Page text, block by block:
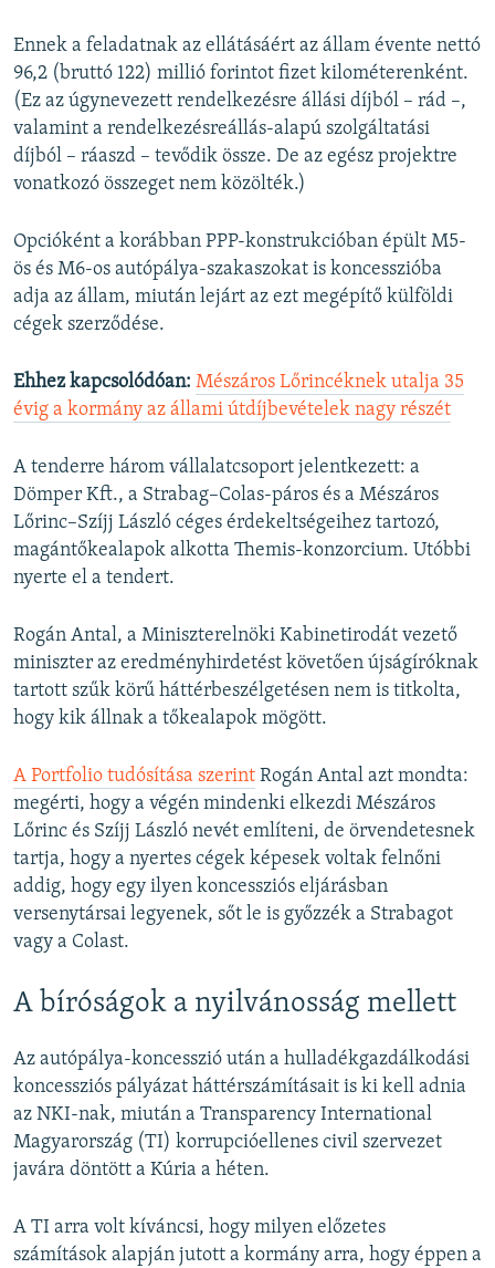
Ennek a feladatnak az ellátásáért az állam évente nettó
96,2 (bruttó 122) millió forintot fizet kilométerenként.
(Ez az úgynevezett rendelkezésre állási díjból – rád –,
valamint a rendelkezésreállás-alapú szolgáltatási
díjból – ráaszd – tevődik össze. De az egész projektre
vonatkozó összeget nem közölték.)
Opcióként a korábban PPP-konstrukcióban épült M5-
ös és M6-os autópálya-szakaszokat is koncesszióba
adja az állam, miután lejárt az ezt megépítő külföldi
cégek szerződése.
Ehhez kapcsolódóan: Mészáros Lőrincéknek utalja 35
évig a kormány az állami útdíjbevételek nagy részét
A tenderre három vállalatcsoport jelentkezett: a
Dömper Kft., a Strabag–Colas-páros és a Mészáros
Lőrinc–Szíjj László céges érdekeltségeihez tartozó,
magántőkealapok alkotta Themis-konzorcium. Utóbbi
nyerte el a tendert.
Rogán Antal, a Miniszterelnöki Kabinetirodát vezető
miniszter az eredményhirdetést követően újságíróknak
tartott szűk körű háttérbeszélgetésen nem is titkolta,
hogy kik állnak a tőkealapok mögött.
A Portfolio tudósítása szerint Rogán Antal azt mondta:
megérti, hogy a végén mindenki elkezdi Mészáros
Lőrinc és Szíjj László nevét említeni, de örvendetesnek
tartja, hogy a nyertes cégek képesek voltak felnőni
addig, hogy egy ilyen koncessziós eljárásban
versenytársai legyenek, sőt le is győzzék a Strabagot
vagy a Colast.
A bíróságok a nyilvánosság mellett
Az autópálya-koncesszió után a hulladékgazdálkodási
koncessziós pályázat háttérszámításait is ki kell adnia
az NKI-nak, miután a Transparency International
Magyarország (TI) korrupcióellenes civil szervezet
javára döntött a Kúria a héten.
A TI arra volt kíváncsi, hogy milyen előzetes
számítások alapján jutott a kormány arra, hogy éppen a